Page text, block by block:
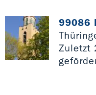
99086
Zuletzt